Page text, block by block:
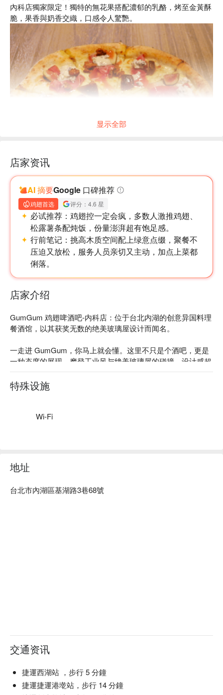
內科店獨家限定！獨特的無花果搭配濃郁的乳酪，烤至金黃酥
脆，果香與奶香交織，口感令人驚艷。
【推薦菜色二：手工鮮切番茄酒醋雞肉麵】
新鮮的番茄、酒醋與鮮嫩雞肉結合，湯頭清爽微酸，手工麵條
更添彈牙口感，為一碗充滿層次的美味麵食。
显示全部
店家资讯
AI 摘要Google 口碑推荐
鸡翅首选 评分：4.6 星
必试推荐： 鸡翅控一定会疯，多数人激推鸡翅、
松露薯条配炖饭，份量澎湃超有饱足感。
行前笔记： 挑高木质空间配上绿意点缀，聚餐不
压迫又放松，服务人员亲切又主动，加点上菜都
俐落。
店家介绍
GumGum 鸡翅啤酒吧-内科店：位于台北内湖的创意异国料理
餐酒馆，以其获奖无数的绝美玻璃屋设计而闻名。
一走进 GumGum，你马上就会懂。这里不只是个酒吧，更是
一种态度的展现。摩登工业风与绝美玻璃屋的碰撞，设计感超
强，还一举斩获了 MUSE 设计金奖和 A' Design 铜奖，随便拍
都是大片！夜晚尤其热闹，但你总能找到一个灯光微醺的角落
享受私密时光。这里的客人时髦，氛围轻松，能量感永远在
是只想来一杯惊艳的特调，这里都能满足你。
⭐ Google 评分：4.4 / 303 则评论
温泉蛋松露蘑菇炖饭 Onsen Egg Truffle Mushroom Risotto |
口感绵密，松露香气扑鼻，加上一颗完美的温泉蛋，是纯粹的
疗愈美食。
北海道干贝虾膏起司炖饭 Hokkaido Scallop Shrimp Paste
Cheese Risotto | 每一口都是饱满的鲜味，搭配肥美多汁的北
海道干贝，超满足。
特殊设施
Wi-Fi
地址
台北市內湖區基湖路3巷68號
交通资讯
捷運西湖站 ，步行 5 分鐘
捷運捷運港墘站，步行 14 分鐘